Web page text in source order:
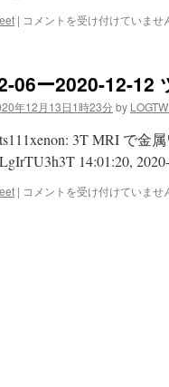
ま
| 2020-
2020-
12-
19
ツ
イ
ー
の
コメントを受け付けていませ
06ー2020-12-12
年12月13日1時23分by
3T MRI で金
14:01:20,
| 2020-
コメントを受け付けていませ